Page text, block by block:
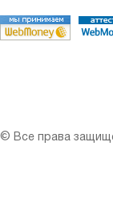
© Все права